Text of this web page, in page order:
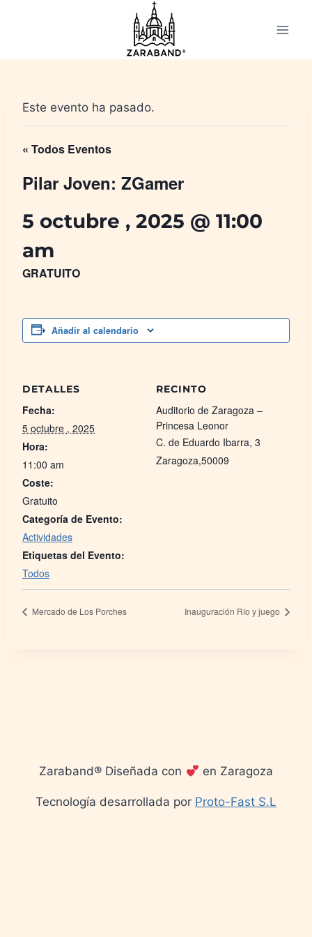
Este evento ha pasado.
« Todos Eventos
Pilar Joven: ZGamer
5 octubre , 2025 @ 11:00
am
GRATUITO
Añadir al calendario
DETALLES
Fecha:
5 octubre , 2025
Hora:
11:00 am
Coste:
Gratuito
Categoría de Evento:
Actividades
Etiquetas del Evento:
Todos
RECINTO
Auditorio de Zaragoza –
Princesa Leonor
C. de Eduardo Ibarra, 3
Zaragoza,50009
Mercado de Los Porches Inauguración Río y juego
Zaraband® Diseñada con en Zaragoza
Tecnología desarrollada por Proto-Fast S.L